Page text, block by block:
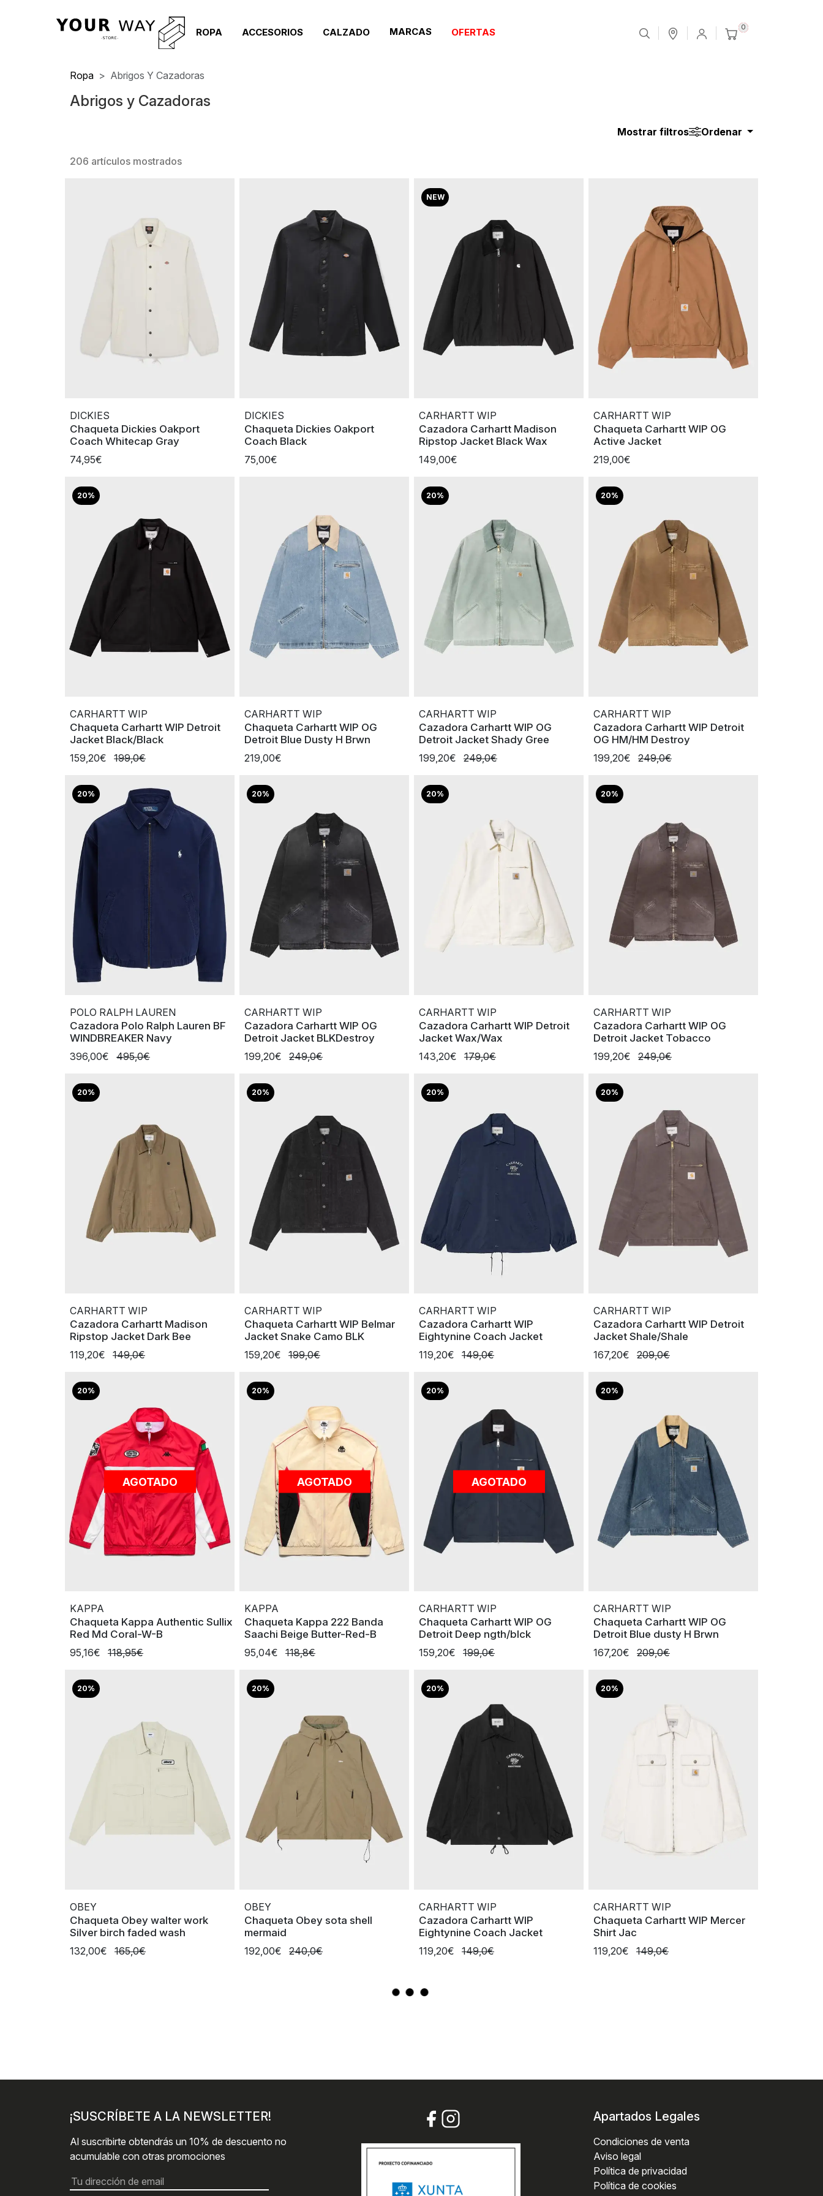
ROPA ACCESORIOS CALZADO MARCAS OFERTAS 0
Ropa Abrigos Y Cazadoras
Abrigos y Cazadoras
Mostrar filtros Ordenar
206 artículos mostrados
DICKIES
Chaqueta Dickies Oakport
Coach Whitecap Gray
74,95€
DICKIES
Chaqueta Dickies Oakport
Coach Black
75,00€
NEW
CARHARTT WIP
Cazadora Carhartt Madison
Ripstop Jacket Black Wax
149,00€
CARHARTT WIP
Chaqueta Carhartt WIP OG
Active Jacket
219,00€
20%
CARHARTT WIP
Chaqueta Carhartt WIP Detroit
Jacket Black/Black
159,20€
199,0€
CARHARTT WIP
Chaqueta Carhartt WIP OG
Detroit Blue Dusty H Brwn
219,00€
20%
CARHARTT WIP
Cazadora Carhartt WIP OG
Detroit Jacket Shady Gree
199,20€
249,0€
20%
CARHARTT WIP
Cazadora Carhartt WIP Detroit
OG HM/HM Destroy
199,20€
249,0€
20%
POLO RALPH LAUREN
Cazadora Polo Ralph Lauren BF
WINDBREAKER Navy
396,00€
495,0€
20%
CARHARTT WIP
Cazadora Carhartt WIP OG
Detroit Jacket BLKDestroy
199,20€
249,0€
20%
CARHARTT WIP
Cazadora Carhartt WIP Detroit
Jacket Wax/Wax
143,20€
179,0€
20%
CARHARTT WIP
Cazadora Carhartt WIP OG
Detroit Jacket Tobacco
199,20€
249,0€
20%
CARHARTT WIP
Cazadora Carhartt Madison
Ripstop Jacket Dark Bee
119,20€
149,0€
20%
CARHARTT WIP
Chaqueta Carhartt WIP Belmar
Jacket Snake Camo BLK
159,20€
199,0€
20%
CARHARTT WIP
Cazadora Carhartt WIP
Eightynine Coach Jacket
119,20€
149,0€
20%
CARHARTT WIP
Cazadora Carhartt WIP Detroit
Jacket Shale/Shale
167,20€
209,0€
20%
AGOTADO
KAPPA
Chaqueta Kappa Authentic Sullix
Red Md Coral-W-B
95,16€
118,95€
20%
AGOTADO
KAPPA
Chaqueta Kappa 222 Banda
Saachi Beige Butter-Red-B
95,04€
118,8€
20%
AGOTADO
CARHARTT WIP
Chaqueta Carhartt WIP OG
Detroit Deep ngth/blck
159,20€
199,0€
20%
CARHARTT WIP
Chaqueta Carhartt WIP OG
Detroit Blue dusty H Brwn
167,20€
209,0€
20%
OBEY
Chaqueta Obey walter work
Silver birch faded wash
132,00€
165,0€
20%
OBEY
Chaqueta Obey sota shell
mermaid
192,00€
240,0€
20%
CARHARTT WIP
Cazadora Carhartt WIP
Eightynine Coach Jacket
119,20€
149,0€
20%
CARHARTT WIP
Chaqueta Carhartt WIP Mercer
Shirt Jac
119,20€
149,0€
¡SUSCRÍBETE A LA NEWSLETTER!
Al suscribirte obtendrás un 10% de descuento no
acumulable con otras promociones
Apartados Legales
Condiciones de venta
Aviso legal
Política de privacidad
Política de cookies